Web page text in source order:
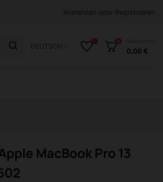
DEUTSCH
0
0,00 €
MacBook Pro 13